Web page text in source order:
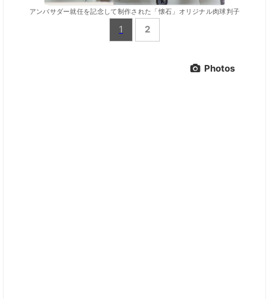
アンバサダー就任を記念して制作された「懐石」オリジナル肉球判子
1 2
Photos